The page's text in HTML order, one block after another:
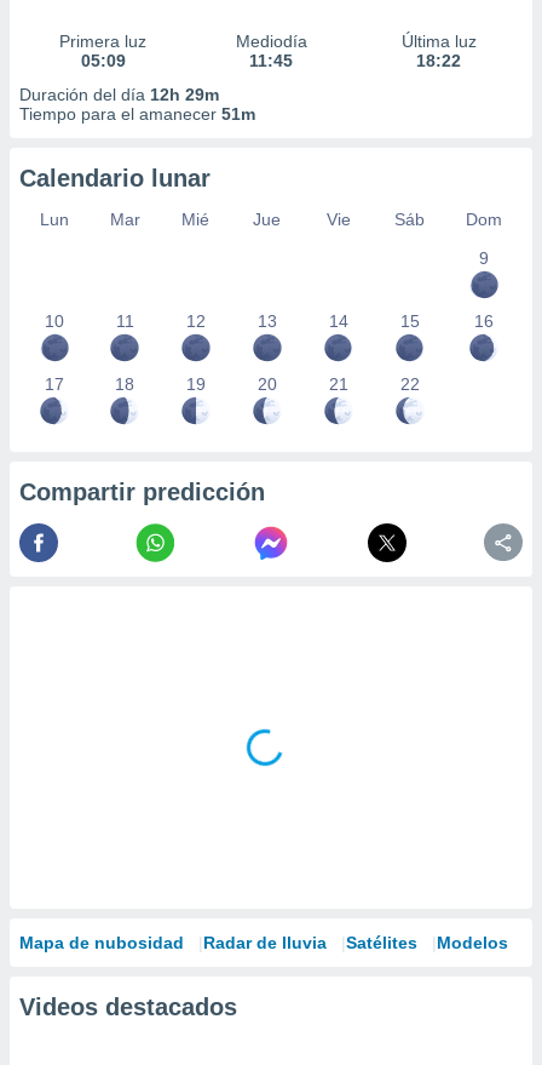
Primera luz
05:09
Mediodía
11:45
Última luz
18:22
Duración del día 12h 29m
Tiempo para el amanecer 51m
Calendario lunar
Lun Mar Mié Jue Vie Sáb
Dom
9
10 11 12 13 14 15 16
17 18 19 20 21 22
Compartir predicción
Mapa de nubosidad Radar de lluvia Satélites Modelos
Videos destacados